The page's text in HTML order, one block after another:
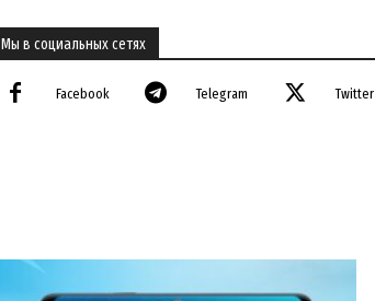
Мы в социальных сетях
Facebook Telegram Twitter